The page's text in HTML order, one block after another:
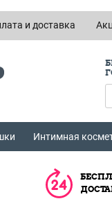
и доставка
Интимная